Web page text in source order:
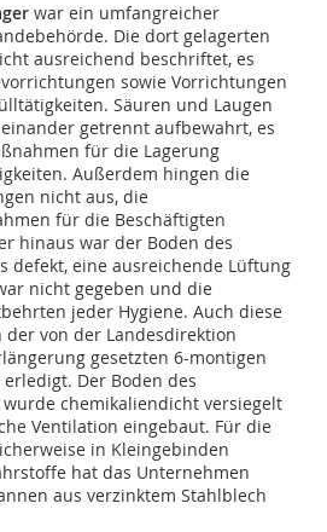
war ein umfangreicher
Die dort gelagerten
ausreichend beschriftet, es
sowie Vorrichtungen
Säuren und Laugen
getrennt aufbewahrt, es
für die Lagerung
Außerdem hingen die
nicht aus, die
für die Beschäftigten
hinaus war der Boden des
defekt, eine ausreichende Lüftung
nicht gegeben und die
jeder Hygiene. Auch diese
der von der Landesdirektion
gesetzten 6-montigen
Der Boden des
chemikaliendicht versiegelt
Ventilation eingebaut. Für die
in Kleingebinden
hat das Unternehmen
aus verzinktem Stahlblech